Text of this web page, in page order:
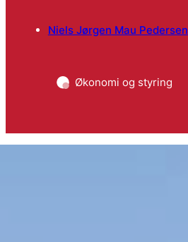
Niels Jørgen Mau Pedersen
Økonomi og styring